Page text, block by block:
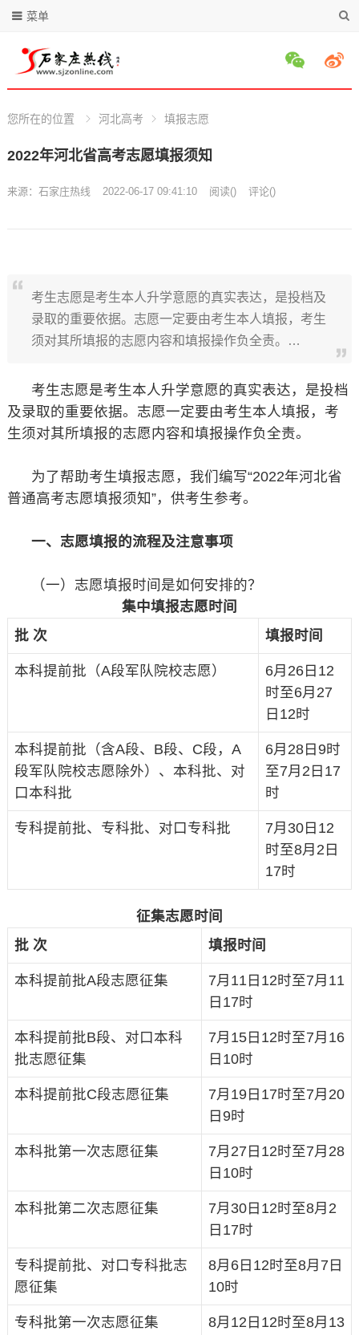
菜单
您所在的位置 河北高考 填报志愿
2022年河北省高考志愿填报须知
来源： 石家庄热线 2022-06-17 09:41:10 阅读() 评论()
考生志愿是考生本人升学意愿的真实表达，是投档及
录取的重要依据。志愿一定要由考生本人填报，考生
须对其所填报的志愿内容和填报操作负全责。…
考生志愿是考生本人升学意愿的真实表达，是投档
及录取的重要依据。志愿一定要由考生本人填报，考
生须对其所填报的志愿内容和填报操作负全责。
为了帮助考生填报志愿，我们编写“2022年河北省
普通高考志愿填报须知”，供考生参考。
一、志愿填报的流程及注意事项
（一）志愿填报时间是如何安排的？
集中填报志愿时间
批 次
填报时间
本科提前批（A段军队院校志愿）
6月26日12
时至6月27
日12时
本科提前批（含A段、B段、C段，A
段军队院校志愿除外）、本科批、对
口本科批
6月28日9时
至7月2日17
时
专科提前批、专科批、对口专科批
7月30日12
时至8月2日
17时
征集志愿时间
批 次
填报时间
本科提前批A段志愿征集
7月11日12时至7月11
日17时
本科提前批B段、对口本科
批志愿征集
7月15日12时至7月16
日10时
本科提前批C段志愿征集
7月19日17时至7月20
日9时
本科批第一次志愿征集
7月27日12时至7月28
日10时
本科批第二次志愿征集
7月30日12时至8月2
日17时
专科提前批、对口专科批志
愿征集
8月6日12时至8月7日
10时
专科批第一次志愿征集
8月12日12时至8月13